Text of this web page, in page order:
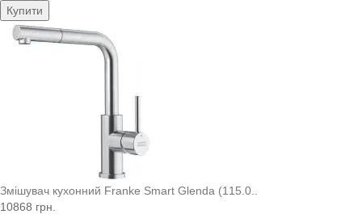
Купити
Змішувач кухонний Franke Smart Glenda (115.0..
10868 грн.